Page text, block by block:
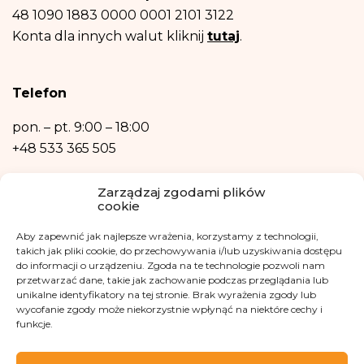
Zarządzaj zgodami plików
cookie
Aby zapewnić jak najlepsze wrażenia, korzystamy z technologii,
takich jak pliki cookie, do przechowywania i/lub uzyskiwania dostępu
do informacji o urządzeniu. Zgoda na te technologie pozwoli nam
przetwarzać dane, takie jak zachowanie podczas przeglądania lub
unikalne identyfikatory na tej stronie. Brak wyrażenia zgody lub
wycofanie zgody może niekorzystnie wpłynąć na niektóre cechy i
funkcje.
danych, prawo wniesienia sprzeciwu, prawo do przenoszenia danych.
Ochrony Danych Osobowych, w razie uznania, iż przetwarzanie danych
Podanie danych osobowych jest niezbędne do zrealizowania ww. celów.
również w formie profilowania.
48 1090 1883 0000 0001 2101 3122
Konta dla innych walut kliknij tutaj.
Telefon
pon. – pt. 9:00 – 18:00
+48 533 365 505
kontakt@fundacjakasisi.pl
Inspektor Danych Osobowych
Klaudia Kwiatkowska
iod@fundacjakasisi.pl